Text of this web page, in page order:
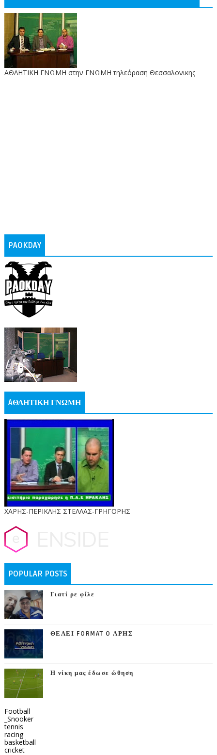
ΑΘΛΗΤΙΚΗ ΓΝΩΜΗ στην ΓΝΩΜΗ τηλεόραση Θεσσαλονικης
PAOKDAY
AΘΛΗΤΙΚΗ ΓΝΩΜΗ
ΧΑΡΗΣ-ΠΕΡΙΚΛΗΣ ΣΤΕΛΛΑΣ-ΓΡΗΓΟΡΗΣ
POPULAR POSTS
Γιατί ρε φίλε
ΘΕΛΕΙ FORMAT O ΑΡΗΣ
Η νίκη μας έδωσε ώθηση
Football
_Snooker
tennis
racing
basketball
cricket